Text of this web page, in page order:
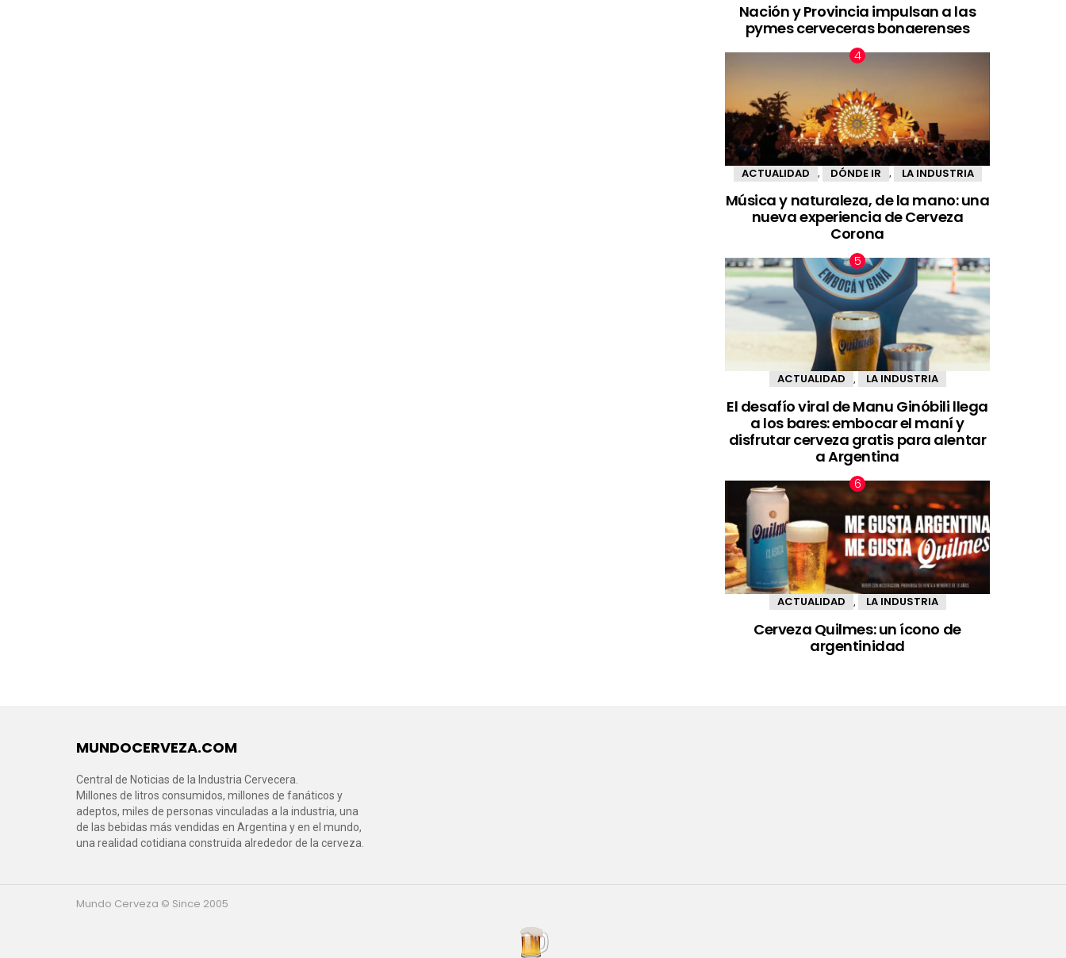
Nación y Provincia impulsan a las
pymes cerveceras bonaerenses
ACTUALIDAD , DÓNDE IR , LA INDUSTRIA
Música y naturaleza, de la mano: una
nueva experiencia de Cerveza
Corona
ACTUALIDAD LA INDUSTRIA
El desafío viral de Manu Ginóbili llega
a los bares: embocar el maní y
disfrutar cerveza gratis para alentar
a Argentina
ACTUALIDAD LA INDUSTRIA
Cerveza Quilmes: un ícono de
argentinidad
MUNDOCERVEZA.COM
Central de Noticias de la Industria Cervecera.
Millones de litros consumidos, millones de fanáticos y
adeptos, miles de personas vinculadas a la industria, una
de las bebidas más vendidas en Argentina y en el mundo,
una realidad cotidiana construida alrededor de la cerveza.
Mundo Cerveza © Since 2005